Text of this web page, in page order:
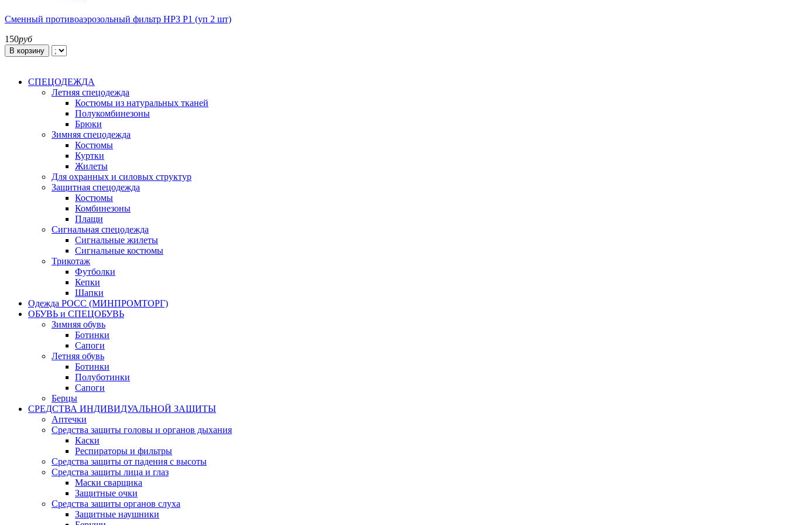
Сменный противоаэрозольный фильтр НРЗ Р1 (уп 2 шт)
150руб
В корзину
СПЕЦОДЕЖДА
Летняя спецодежда
Костюмы из натуральных тканей
Полукомбинезоны
Брюки
Зимняя спецодежда
Костюмы
Куртки
Жилеты
Для охранных и силовых структур
Защитная спецодежда
Костюмы
Комбинезоны
Плащи
Сигнальная спецодежда
Сигнальные жилеты
Сигнальные костюмы
Трикотаж
Футболки
Кепки
Шапки
Одежда РОСС (МИНПРОМТОРГ)
ОБУВЬ и СПЕЦОБУВЬ
Зимняя обувь
Ботинки
Сапоги
Летняя обувь
Ботинки
Полуботинки
Сапоги
Берцы
СРЕДСТВА ИНДИВИДУАЛЬНОЙ ЗАЩИТЫ
Аптечки
Средства защиты головы и органов дыхания
Каски
Респираторы и фильтры
Средства защиты от падения с высоты
Средства защиты лица и глаз
Маски сварщика
Защитные очки
Средства защиты органов слуха
Защитные наушники